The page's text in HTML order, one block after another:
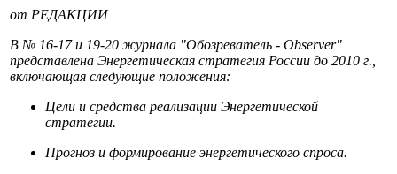
от РЕДАКЦИИ
В № 16-17 и 19-20 журнала "Обозреватель - Observer"
представлена Энергетическая стратегия России до 2010 г.,
включающая следующие положения:
Цели и средства реализации Энергетической
стратегии.
Прогноз и формирование энергетического спроса.